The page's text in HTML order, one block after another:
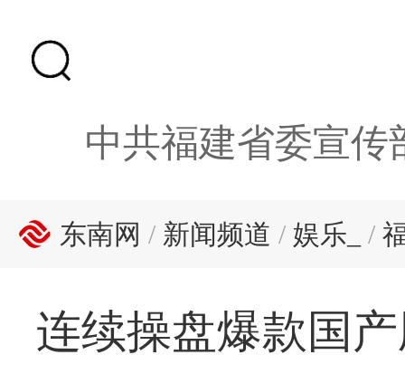
中共福建省委宣传
东南网 / 新闻频道 / 娱乐_ /
连续操盘爆款国